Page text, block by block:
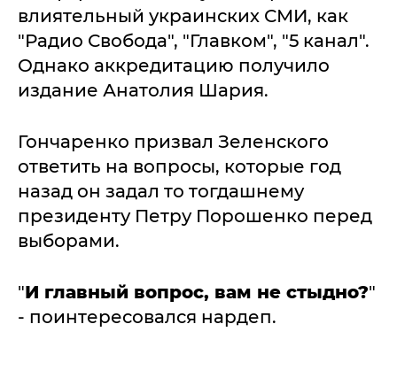
влиятельный украинских СМИ, как
"Радио Свобода", "Главком", "5 канал".
Однако аккредитацию получило
издание Анатолия Шария.
Гончаренко призвал Зеленского
ответить на вопросы, которые год
назад он задал то тогдашнему
президенту Петру Порошенко перед
выборами.
"И главный вопрос, вам не стыдно?"
- поинтересовался нардеп.